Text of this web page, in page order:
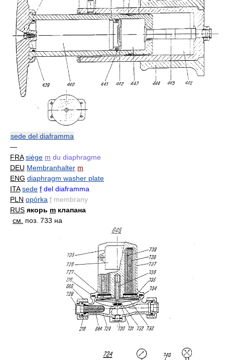
sede del diaframma
—
FRA siège m du diaphragme
DEU Membranhalter m
ENG diaphragm washer plate
ITA sede f del diaframma
PLN opórka f membrany
RUS якорь m клапана
см.
поз. 733 на